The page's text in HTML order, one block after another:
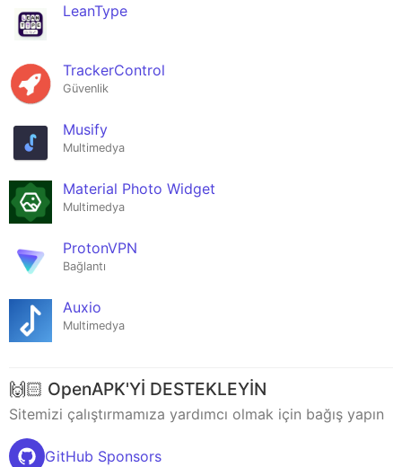
LeanType
TrackerControl
Güvenlik
Musify
Multimedya
Material Photo Widget
Multimedya
ProtonVPN
Bağlantı
Auxio
Multimedya
🙌🏻 OpenAPK'Yİ DESTEKLEYİN
Sitemizi çalıştırmamıza yardımcı olmak için bağış yapın
GitHub Sponsors